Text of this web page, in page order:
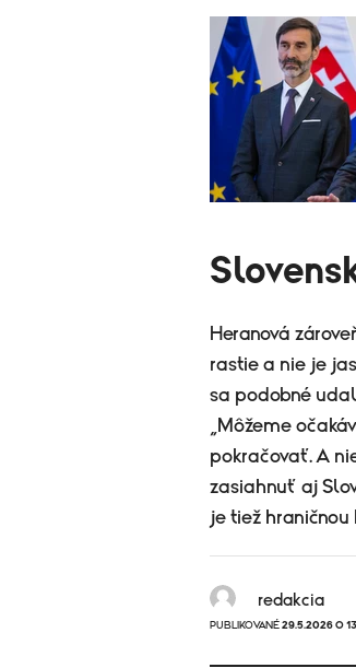
Heranová
rastie a nie je
sa podobné
„Môžeme
pokračovať. A
zasiahnuť aj
je tiež
redakcia
PUBLIKOVANÉ 29.5.2026 O